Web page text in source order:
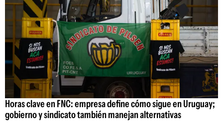
Horas clave en FNC: empresa define cómo sigue en Uruguay;
gobierno y sindicato también manejan alternativas